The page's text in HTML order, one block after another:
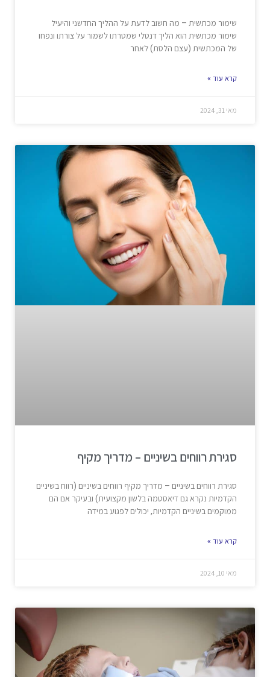
שימור מכתשית – מה חשוב לדעת על ההליך החדשני והיעיל
שימור מכתשית הוא הליך דנטלי שמטרתו לשמור על צורתו ונפחו
של המכתשית (עצם הלסת) לאחר
קרא עוד »
מאי 31, 2024
סגירת רווחים בשיניים – מדריך מקיף
סגירת רווחים בשיניים – מדריך מקיף רווחים בשיניים (רווח בשיניים
הקדמיות נקרא גם דיאסטמה בלשון מקצועית) ובעיקר אם הם
ממוקמים בשיניים הקדמיות, יכולים לפגוע במידה
קרא עוד »
מאי 10, 2024